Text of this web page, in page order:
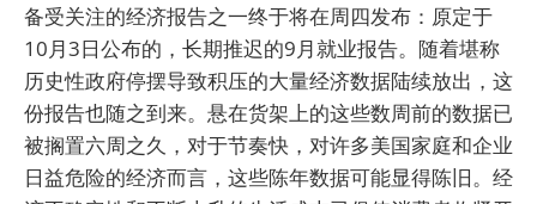
备受关注的经济报告之一终于将在周四发布：原定于
10月3日公布的，长期推迟的9月就业报告。随着堪称
历史性政府停摆导致积压的大量经济数据陆续放出，这
份报告也随之到来。悬在货架上的这些数周前的数据已
被搁置六周之久，对于节奏快，对许多美国家庭和企业
日益危险的经济而言，这些陈年数据可能显得陈旧。经